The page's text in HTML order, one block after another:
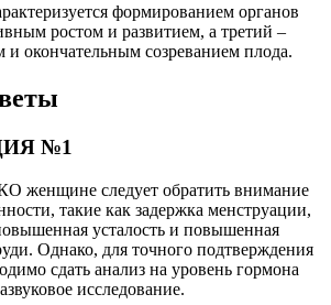
формированием органов
ростом и развитием, а третий –
и окончательным созреванием плода.
№1
женщине следует обратить внимание
такие как задержка менструации,
усталость и повышенная
Однако, для точного подтверждения
сдать анализ на уровень гормона
исследование.